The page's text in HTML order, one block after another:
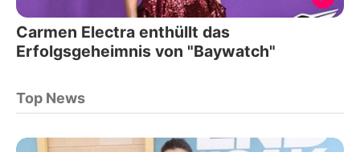
Carmen Electra enthüllt das
Erfolgsgeheimnis von "Baywatch"
Top News